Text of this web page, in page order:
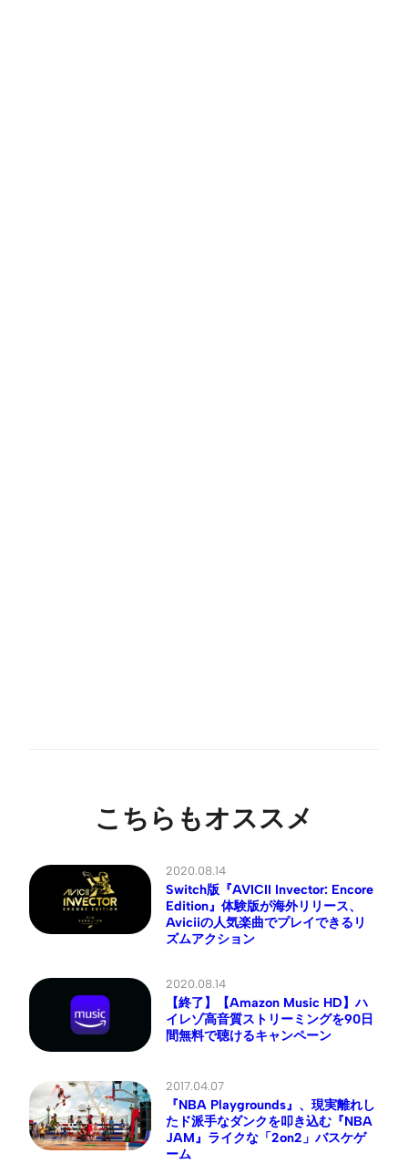
こちらもオススメ
2020.08.14
Switch版『AVICII Invector: Encore
Edition』体験版が海外リリース、
Aviciiの人気楽曲でプレイできるリ
ズムアクション
2020.08.14
【終了】【Amazon Music HD】ハ
イレゾ高音質ストリーミングを90日
間無料で聴けるキャンペーン
2017.04.07
『NBA Playgrounds』、現実離れし
たド派手なダンクを叩き込む『NBA
JAM』ライクな「2on2」バスケゲ
ーム